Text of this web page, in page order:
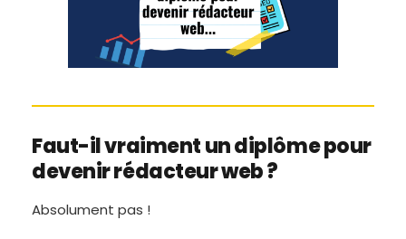
Faut-il vraiment un diplôme pour
devenir rédacteur web ?
Absolument pas !